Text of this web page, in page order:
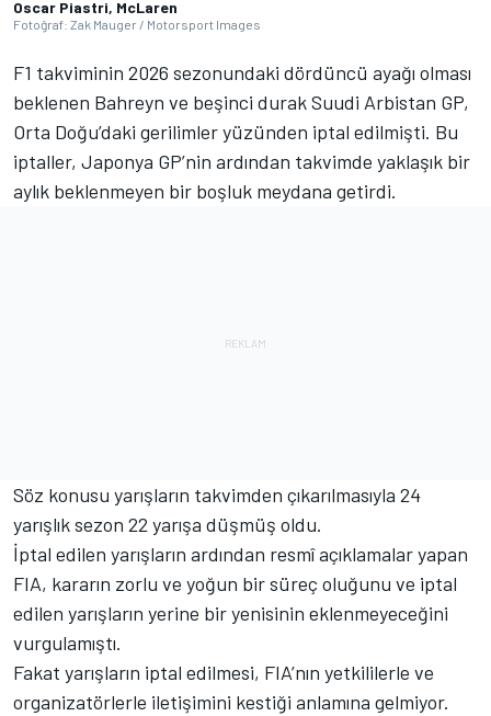
Oscar Piastri, McLaren
Fotoğraf: Zak Mauger / Motorsport Images
F1 takviminin 2026 sezonundaki dördüncü ayağı olması
beklenen Bahreyn ve beşinci durak Suudi Arbistan GP,
Orta Doğu’daki gerilimler yüzünden iptal edilmişti. Bu
iptaller, Japonya GP’nin ardından takvimde yaklaşık bir
aylık beklenmeyen bir boşluk meydana getirdi.
Söz konusu yarışların takvimden çıkarılmasıyla 24
yarışlık sezon 22 yarışa düşmüş oldu.
İptal edilen yarışların ardından resmî açıklamalar yapan
FIA, kararın zorlu ve yoğun bir süreç oluğunu ve iptal
edilen yarışların yerine bir yenisinin eklenmeyeceğini
vurgulamıştı.
Fakat yarışların iptal edilmesi, FIA’nın yetkililerle ve
organizatörlerle iletişimini kestiği anlamına gelmiyor.